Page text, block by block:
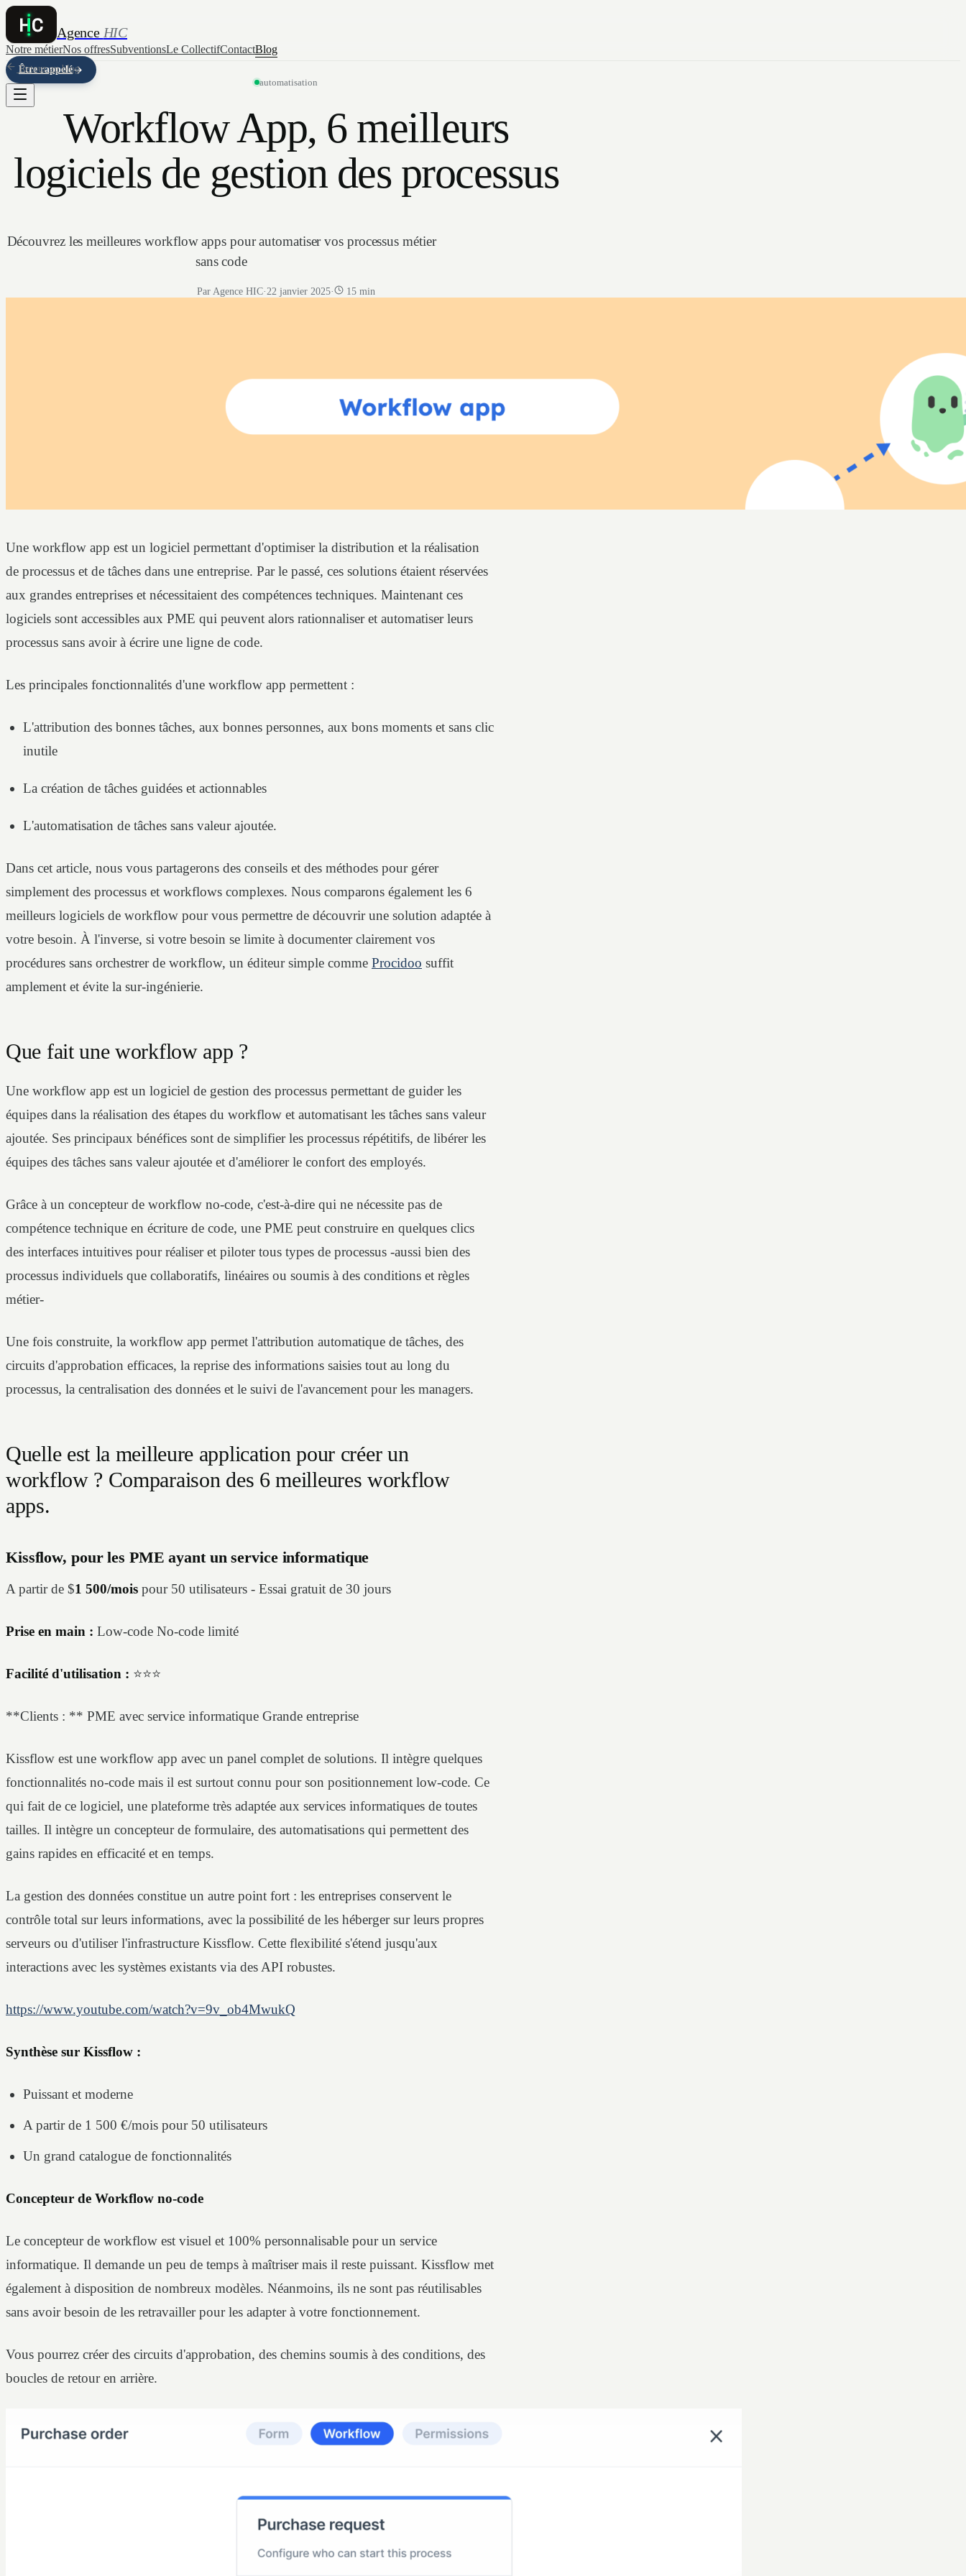
Agence HIC
Notre métierNos offresSubventionsLe CollectifContactBlog
Être rappelé
Retour au blog
automatisation
Workflow App, 6 meilleurs
logiciels de gestion des processus
Découvrez les meilleures workflow apps pour automatiser vos processus métier
sans code
Par Agence HIC·22 janvier 2025· 15 min
Une workflow app est un logiciel permettant d'optimiser la distribution et la réalisation
de processus et de tâches dans une entreprise. Par le passé, ces solutions étaient réservées
aux grandes entreprises et nécessitaient des compétences techniques. Maintenant ces
logiciels sont accessibles aux PME qui peuvent alors rationnaliser et automatiser leurs
processus sans avoir à écrire une ligne de code.
Les principales fonctionnalités d'une workflow app permettent :
L'attribution des bonnes tâches, aux bonnes personnes, aux bons moments et sans clic
inutile
La création de tâches guidées et actionnables
L'automatisation de tâches sans valeur ajoutée.
Dans cet article, nous vous partagerons des conseils et des méthodes pour gérer
simplement des processus et workflows complexes. Nous comparons également les 6
meilleurs logiciels de workflow pour vous permettre de découvrir une solution adaptée à
votre besoin. À l'inverse, si votre besoin se limite à documenter clairement vos
procédures sans orchestrer de workflow, un éditeur simple comme Procidoo suffit
amplement et évite la sur-ingénierie.
Que fait une workflow app ?
Une workflow app est un logiciel de gestion des processus permettant de guider les
équipes dans la réalisation des étapes du workflow et automatisant les tâches sans valeur
ajoutée. Ses principaux bénéfices sont de simplifier les processus répétitifs, de libérer les
équipes des tâches sans valeur ajoutée et d'améliorer le confort des employés.
Grâce à un concepteur de workflow no-code, c'est-à-dire qui ne nécessite pas de
compétence technique en écriture de code, une PME peut construire en quelques clics
des interfaces intuitives pour réaliser et piloter tous types de processus -aussi bien des
processus individuels que collaboratifs, linéaires ou soumis à des conditions et règles
métier-
Une fois construite, la workflow app permet l'attribution automatique de tâches, des
circuits d'approbation efficaces, la reprise des informations saisies tout au long du
processus, la centralisation des données et le suivi de l'avancement pour les managers.
Quelle est la meilleure application pour créer un
workflow ? Comparaison des 6 meilleures workflow
apps.
Kissflow, pour les PME ayant un service informatique
A partir de $1 500/mois pour 50 utilisateurs - Essai gratuit de 30 jours
Prise en main : Low-code No-code limité
Facilité d'utilisation : ⭐⭐⭐
**Clients : ** PME avec service informatique Grande entreprise
Kissflow est une workflow app avec un panel complet de solutions. Il intègre quelques
fonctionnalités no-code mais il est surtout connu pour son positionnement low-code. Ce
qui fait de ce logiciel, une plateforme très adaptée aux services informatiques de toutes
tailles. Il intègre un concepteur de formulaire, des automatisations qui permettent des
gains rapides en efficacité et en temps.
La gestion des données constitue un autre point fort : les entreprises conservent le
contrôle total sur leurs informations, avec la possibilité de les héberger sur leurs propres
serveurs ou d'utiliser l'infrastructure Kissflow. Cette flexibilité s'étend jusqu'aux
interactions avec les systèmes existants via des API robustes.
https://www.youtube.com/watch?v=9v_ob4MwukQ
Synthèse sur Kissflow :
Puissant et moderne
A partir de 1 500 €/mois pour 50 utilisateurs
Un grand catalogue de fonctionnalités
Concepteur de Workflow no-code
Le concepteur de workflow est visuel et 100% personnalisable pour un service
informatique. Il demande un peu de temps à maîtriser mais il reste puissant. Kissflow met
également à disposition de nombreux modèles. Néanmoins, ils ne sont pas réutilisables
sans avoir besoin de les retravailler pour les adapter à votre fonctionnement.
Vous pourrez créer des circuits d'approbation, des chemins soumis à des conditions, des
boucles de retour en arrière.